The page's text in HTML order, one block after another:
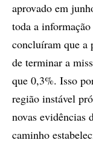
aprovado em
toda a
concluíram que a
de terminar a
que 0,3%. Isso
região instável
novas evidências
caminho